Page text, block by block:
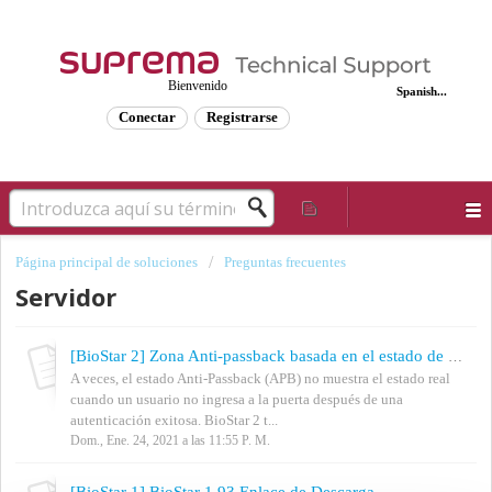
Spanish...
Bienvenido
Conectar Registrarse
Página principal de soluciones Preguntas frecuentes
Servidor
A veces, el estado Anti-Passback (APB) no muestra el estado real
cuando un usuario no ingresa a la puerta después de una
autenticación exitosa. BioStar 2 t...
Dom., Ene. 24, 2021 a las 11:55 P. M.